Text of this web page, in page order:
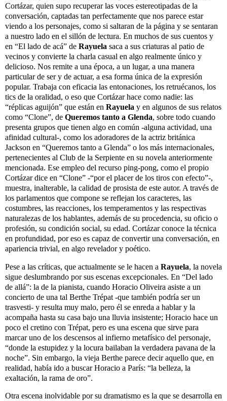
Cortázar, quien supo recuperar las voces estereotipadas de la
conversación, captadas tan perfectamente que nos parece estar
viendo a los personajes, como si saltaran de la página y se sentaran
a nuestro lado en el sillón de lectura. En muchos de sus cuentos y
en “El lado de acá” de Rayuela saca a sus criaturas al patio de
vecinos y convierte la charla casual en algo realmente único y
delicioso. Nos remite a una época, a un lugar, a una manera
particular de ser y de actuar, a esa forma única de la expresión
popular. Trabaja con eficacia las entonaciones, los retruécanos, los
tics de la oralidad, o eso que Cortázar hace como nadie: las
“réplicas aguijón” que están en Rayuela y en algunos de sus relatos
como “Clone”, de Queremos tanto a Glenda, sobre todo cuando
presenta grupos que tienen algo en común -alguna actividad, una
afinidad cultural-, como los adoradores de la actriz británica
Jackson en “Queremos tanto a Glenda” o los más internacionales,
pertenecientes al Club de la Serpiente en su novela anteriormente
mencionada. Ese empleo del recurso ping-pong, como el propio
Cortázar dice en “Clone” -“por el placer de los tiros con efecto”-,
muestra, inalterable, la calidad de prosista de este autor. A través de
los parlamentos que compone se reflejan los caracteres, las
costumbres, las reacciones, los temperamentos y las respectivas
naturalezas de los hablantes, además de su procedencia, su oficio o
profesión, su condición social, su edad. Cortázar conoce la técnica
en profundidad, por eso es capaz de convertir una conversación, en
apariencia trivial, en algo revelador y poético.
Pese a las críticas, que actualmente se le hacen a Rayuela, la novela
sigue deslumbrando por sus escenas excepcionales. En “Del lado
de allá”: la de la pianista, cuando Horacio Oliveira asiste a un
concierto de una tal Berthe Trépat -que también podría ser un
trasvesti- y resulta muy malo, pero él se enreda a hablar y la
acompaña hasta su casa bajo una lluvia insistente; Horacio hace un
poco el cretino con Trépat, pero es una escena que sirve para
marcar uno de los descensos al infierno metafísico del personaje,
“donde la estupidez y la locura bailaban la verdadera pavana de la
noche”. Sin embargo, la vieja Berthe parece decir aquello que, en
realidad, había ido a buscar Horacio a París: “la belleza, la
exaltación, la rama de oro”.
Otra escena inolvidable por su dramatismo es la que se desarrolla en